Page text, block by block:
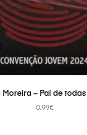
COMPRAR
Moreira – Pai de
0.99€